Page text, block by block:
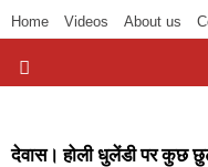
Home Videos About us
देवास। होली धुलेंडी पर कुछ